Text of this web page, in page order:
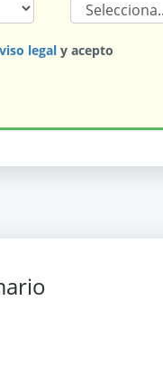
legal y acepto